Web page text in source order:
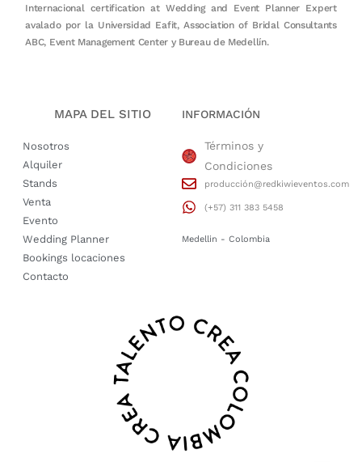
Internacional certification at Wedding and Event Planner Expert
avalado por la Universidad Eafit, Association of Bridal Consultants
ABC, Event Management Center y Bureau de Medellín.
MAPA DEL SITIO
Nosotros
Alquiler
Stands
Venta
Evento
Wedding Planner
Bookings locaciones
Contacto
INFORMACIÓN
Términos y
Condiciones
producción@redkiwieventos.com
(+57) 311 383 5458
Medellin - Colombia